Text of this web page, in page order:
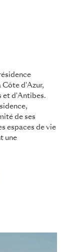
Côte d'Azur,
et d'Antibes.
de ses
espaces de vie
une